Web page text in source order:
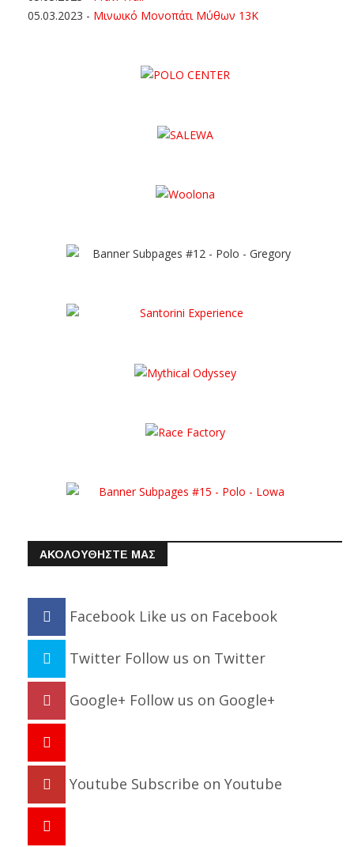
05.03.2023 - Μινωικό Μονοπάτι Μύθων 13Κ
ΑΚΟΛΟΥΘΗΣΤΕ ΜΑΣ
Facebook Like us on Facebook
Twitter Follow us on Twitter
Google+ Follow us on Google+
Youtube Subscribe on Youtube